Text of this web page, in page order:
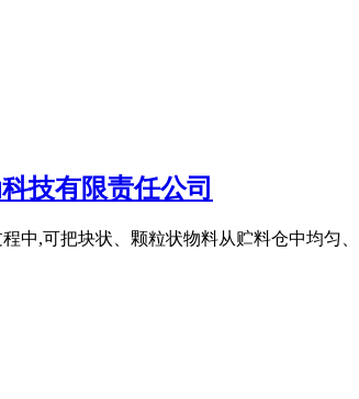
技有限责任公司
中,可把块状、颗粒状物料从贮料仓中均匀